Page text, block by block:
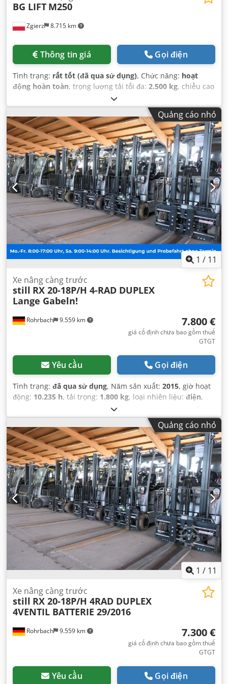
Zgierz 8.715 km
BG LIFT M250
Thông tin giá Gọi điện
Tình trạng: rất tốt (đã qua sử dụng), Chức năng: hoạt
động hoàn toàn, trọng lượng tải tối đa: 2.500 kg, chiều cao
, Năm sản xuất:
1.522 h,
Quảng cáo nhỏ
1 / 11
Rohrbach 9.559 km
Xe nâng càng trước
still RX 20-18P/H 4-RAD DUPLEX
Lange Gabeln!
7.800 €
giá cố định chưa bao gồm thuế
GTGT
Yêu cầu Gọi điện
Tình trạng: đã qua sử dụng, Năm sản xuất: 2015, giờ hoạt
động: 10.235 h, tải trọng: 1.800 kg, loại nhiên liệu: điện,
11 kW (14,96 mã lực)
răng:tự động, trọng lượng không tải:3.326 kg, màu sắc:
xám, số km đã đi:10.235 km, đăng ký lần đầu:12/2015
trọng lượng tải tối đa:1.800 kg, hệ thống treo:khác, số chỗ
ngồi:1, cabin lái:khác, chiều dài cơ sở:1.448 mm, hạng
mục khí thải:không có, nhiên liệu:điện, Thiết bị:
máy tính
trên xe,
Quảng cáo nhỏ
1 / 11
Rohrbach 9.559 km
Xe nâng càng trước
still RX 20-18P/H 4RAD DUPLEX
4VENTIL BATTERIE 29/2016
7.300 €
giá cố định chưa bao gồm thuế
GTGT
Yêu cầu Gọi điện